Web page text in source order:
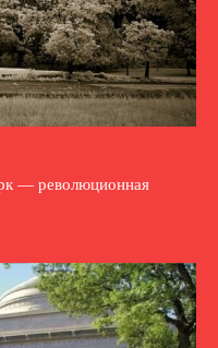
— революционная